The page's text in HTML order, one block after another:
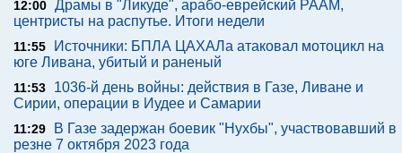
12:00 Драмы в "Ликуде", арабо-еврейский РААМ,
центристы на распутье. Итоги недели
11:55
Источники: БПЛА ЦАХАЛа атаковал мотоцикл на
юге Ливана, убитый и раненый
11:53
1036-й день войны: действия в Газе, Ливане и
Сирии, операции в Иудее и Самарии
11:29
В Газе задержан боевик "Нухбы", участвовавший в
резне 7 октября 2023 года